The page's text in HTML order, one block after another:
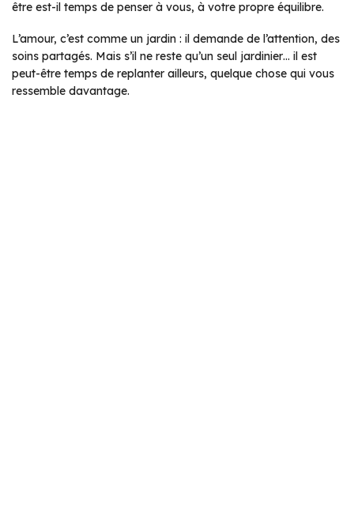
être est-il temps de penser à vous, à votre propre équilibre.
L’amour, c’est comme un jardin : il demande de l’attention, des
soins partagés. Mais s’il ne reste qu’un seul jardinier… il est
peut-être temps de replanter ailleurs, quelque chose qui vous
ressemble davantage.